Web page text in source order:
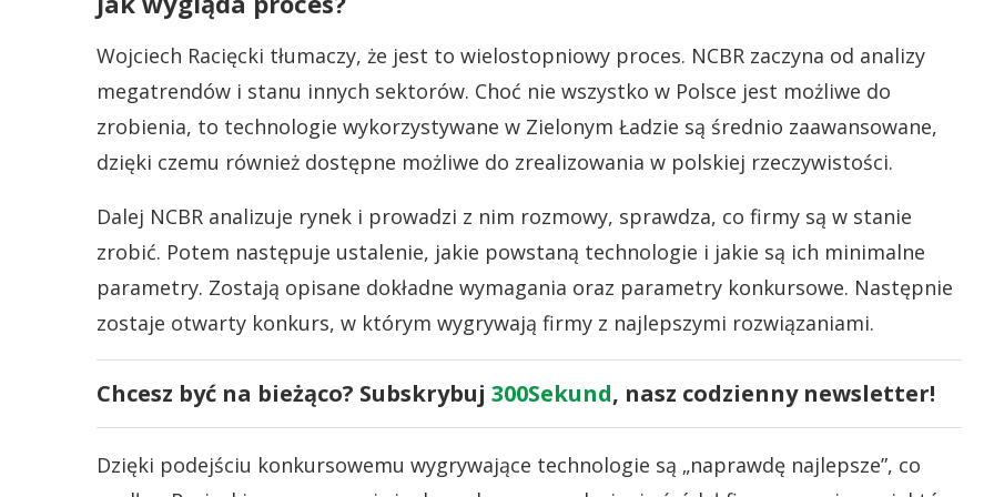
Wojciech Racięcki tłumaczy, że jest to wielostopniowy proces. NCBR zaczyna od analizy
megatrendów i stanu innych sektorów. Choć nie wszystko w Polsce jest możliwe do
zrobienia, to technologie wykorzystywane w Zielonym Ładzie są średnio zaawansowane,
dzięki czemu również dostępne możliwe do zrealizowania w polskiej rzeczywistości.
Dalej NCBR analizuje rynek i prowadzi z nim rozmowy, sprawdza, co firmy są w stanie
zrobić. Potem następuje ustalenie, jakie powstaną technologie i jakie są ich minimalne
parametry. Zostają opisane dokładne wymagania oraz parametry konkursowe. Następnie
zostaje otwarty konkurs, w którym wygrywają firmy z najlepszymi rozwiązaniami.
Chcesz być na bieżąco? Subskrybuj 300Sekund, nasz codzienny newsletter!
Dzięki podejściu konkursowemu wygrywające technologie są „naprawdę najlepsze”, co